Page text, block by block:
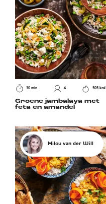
30 min 4 505 kcal
Groene jambalaya met
feta en amandel
Milou van der Will